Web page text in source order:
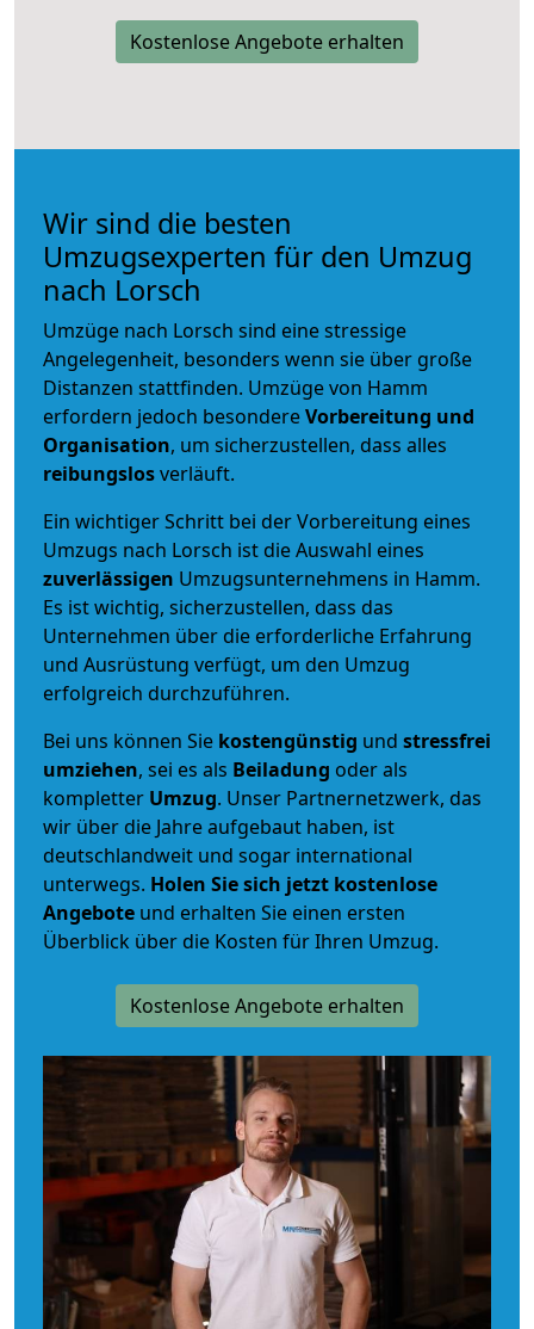
Kostenlose Angebote erhalten
Wir sind die besten
Umzugsexperten für den Umzug
nach Lorsch
Umzüge nach Lorsch sind eine stressige
Angelegenheit, besonders wenn sie über große
Distanzen stattfinden. Umzüge von Hamm
erfordern jedoch besondereVorbereitung und
Organisation, um sicherzustellen, dass alles
reibungslosverläuft.
Ein wichtiger Schritt bei der Vorbereitung eines
Umzugs nach Lorsch ist die Auswahl eines
zuverlässigen Umzugsunternehmens in Hamm.
Es ist wichtig, sicherzustellen, dass das
Unternehmen über die erforderliche Erfahrung
und Ausrüstung verfügt, um den Umzug
erfolgreich durchzuführen.
Bei uns können Sie kostengünstig und stressfrei
umziehen, sei es als Beiladung oder als
kompletter Umzug. Unser Partnernetzwerk, das
wir über die Jahre aufgebaut haben, ist
deutschlandweit und sogar international
unterwegs. Holen Sie sich jetzt kostenlose
Angebote und erhalten Sie einen ersten
Überblick über die Kosten für Ihren Umzug.
Kostenlose Angebote erhalten